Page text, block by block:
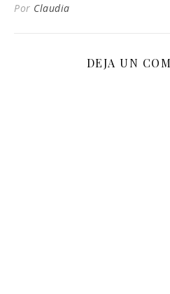
Por Claudia
DEJA UN